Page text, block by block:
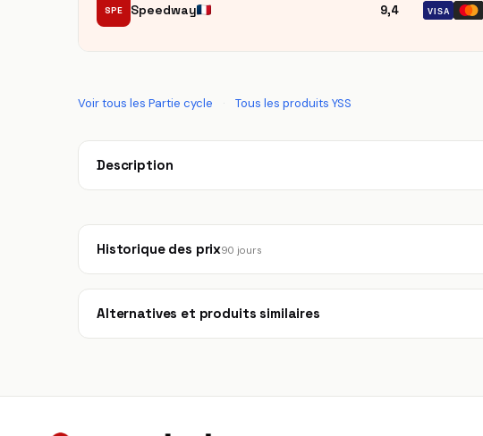
SPE Speedway 9,4 VISA
Voir tous les Partie cycle · Tous les produits YSS
Description
Historique des prix90 jours
Alternatives et produits similaires